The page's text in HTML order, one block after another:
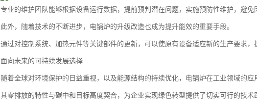
专业的维护团队能够根据设备运行数据，提前预判潜在问题，实施预防性维护，避
此外，随着技术的不断进步，电锅炉的升级改造也成为提升能效的重要手段。
通过对控制系统、加热元件等关键部件的更新，可以使原有设备适应新的生产要求
面向未来的可持续发展选择
随着全球对环境保护的日益重视，以及能源结构的持续优化，电锅炉在工业领域的应
其零排放的特性与碳中和目标高度契合，为企业实现绿色转型提供了切实可行的技术